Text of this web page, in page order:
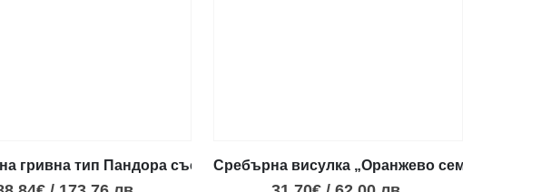
гривна тип Пандора със сърце и дървоСребърна висулка „Оранжево семейно